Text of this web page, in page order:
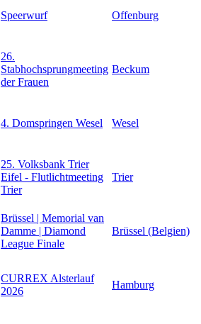
Speerwurf Offenburg
26.
Stabhochsprungmeeting
der Frauen
Beckum
4. Domspringen Wesel Wesel
25. Volksbank Trier
Eifel - Flutlichtmeeting
Trier
Trier
Brüssel | Memorial van
Damme | Diamond
League Finale
Brüssel (Belgien)
CURREX Alsterlauf
2026
Hamburg